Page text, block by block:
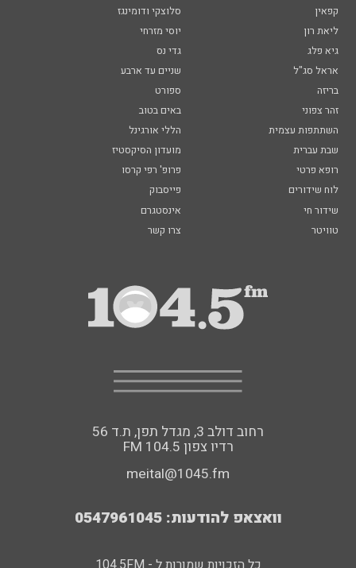
קפאין
סלוצקי ודומינגז
ליאת רון
יוסי מזרחי
גיא פלג
גדי נס
אראל סג"ל
שניים עד ארבע
בריזה
ספורט
זהר צפוני
באים בטוב
השתתפות עצמית
הללי אורגינל
שבת עברית
מועדון הסיקסטיז
רופא פרטי
פרופ' רפי קרסו
לוח שידורים
פייסבוק
שידור חי
אינסטגרם
טוויטר
צרו קשר
רחוב דולב 3, מגדל תפן, ת.ד 56
FM רדיו צפון 104.5
meital@1045.fm
וואצאפ להודעות: 0547961045